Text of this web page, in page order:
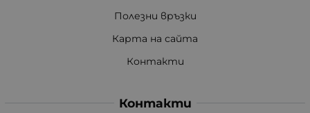
Полезни връзки
Карта на сайта
Контакти
Контакти